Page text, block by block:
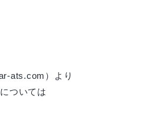
ats.com）より
ついては